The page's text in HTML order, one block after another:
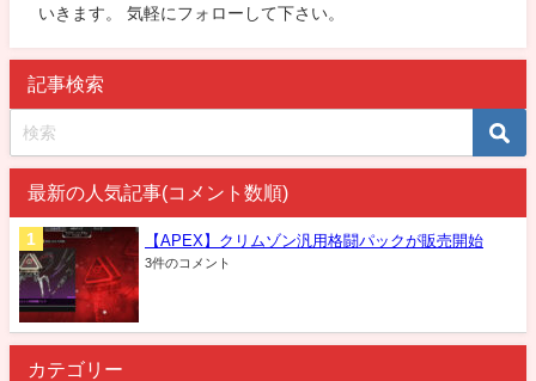
いきます。 気軽にフォローして下さい。
記事検索
最新の人気記事(コメント数順)
【APEX】クリムゾン汎用格闘パックが販売開始
3件のコメント
カテゴリー